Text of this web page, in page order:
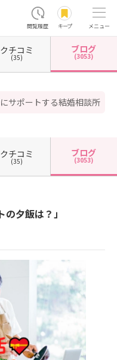
閲覧履歴 キープ メニュー
ル カウンセラーブログ一覧 カウンセ
サポートする結婚相談所
クチコミ
(35)
ブログ
(3053)
クチコミ
(35)
ブログ
(3053)
夕飯は？」